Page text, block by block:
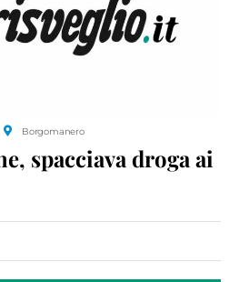
Borgomanero
spacciava droga ai